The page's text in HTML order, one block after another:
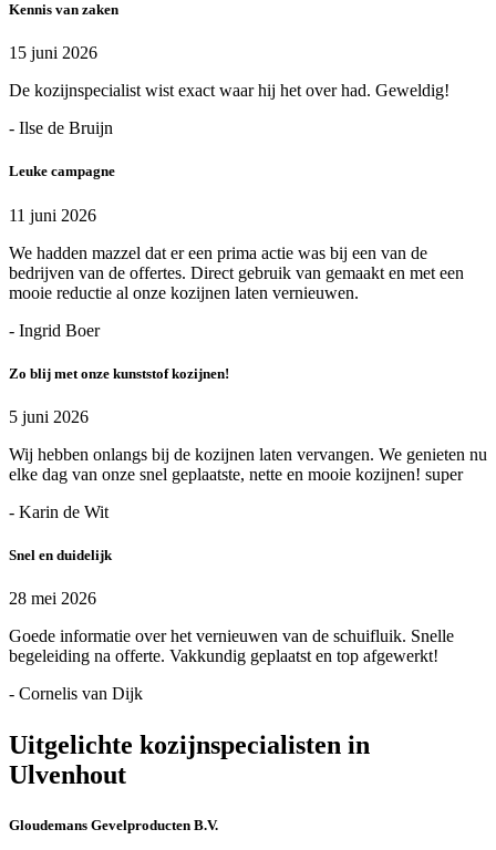
Kennis van zaken
15 juni 2026
De kozijnspecialist wist exact waar hij het over had. Geweldig!
- Ilse de Bruijn
Leuke campagne
11 juni 2026
We hadden mazzel dat er een prima actie was bij een van de
bedrijven van de offertes. Direct gebruik van gemaakt en met een
mooie reductie al onze kozijnen laten vernieuwen.
- Ingrid Boer
Zo blij met onze kunststof kozijnen!
5 juni 2026
Wij hebben onlangs bij de kozijnen laten vervangen. We genieten nu
elke dag van onze snel geplaatste, nette en mooie kozijnen! super
- Karin de Wit
Snel en duidelijk
28 mei 2026
Goede informatie over het vernieuwen van de schuifluik. Snelle
begeleiding na offerte. Vakkundig geplaatst en top afgewerkt!
- Cornelis van Dijk
Uitgelichte kozijnspecialisten in
Ulvenhout
Gloudemans Gevelproducten B.V.